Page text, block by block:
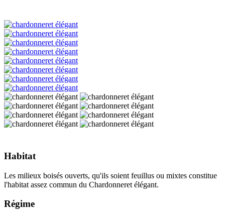
Habitat
Les milieux boisés ouverts, qu'ils soient feuillus ou mixtes constitue
l'habitat assez commun du Chardonneret élégant.
Régime